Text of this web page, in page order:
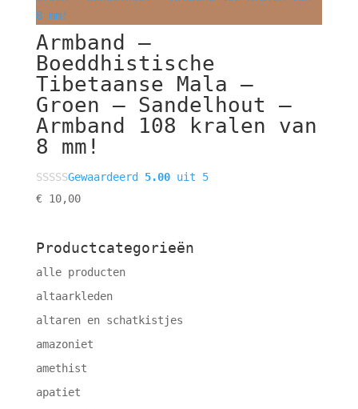
Armband –
Boeddhistische
Tibetaanse Mala –
Groen – Sandelhout –
Armband 108 kralen van
8 mm!
Gewaardeerd 5.00uit 5
€10,00
Productcategorieën
alle producten
altaarkleden
altaren en schatkistjes
amazoniet
amethist
apatiet